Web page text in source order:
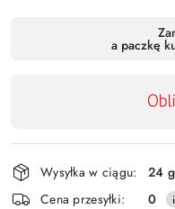
a paczkę
Wysyłka w ciągu:
24
Cena przesyłki:
0